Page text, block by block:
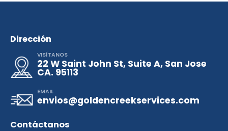
Dirección
VISÍTANOS
22 W Saint John St, Suite A, San Jose
CA. 95113
EMAIL
envios@goldencreekservices.com
Contáctanos